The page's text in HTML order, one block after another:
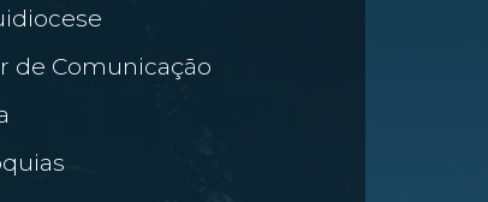
de Comunicação